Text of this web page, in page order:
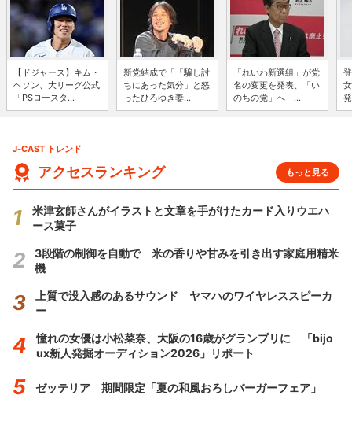
【ドジャース】キム・
ヘソン、大リーグ公式
「PSロースタ...
新党結成で「「騙し討
ちにあった気分」と怒
ったひろゆき妻...
「れいわ新選組」が党
名の変更を発表、「い
のちの党」へ ...
J-CAST トレンド
アクセスランキング もっと見る
米津玄師さんがイラストと文章を手がけたカード入りウエハ
ース菓子
3段階の制御を自動で 米の香りや甘みを引き出す家庭用精米
機
上質で没入感のあるサウンド ヤマハのワイヤレススピーカ
ー
憧れの女優は小松菜奈、大阪の16歳がグランプリに 「bijo
ux新人発掘オーディション2026」リポート
ゼッテリア 期間限定「夏の和風おろしバーガーフェア」